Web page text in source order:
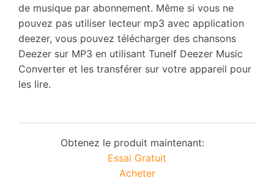
de musique par abonnement. Même si vous ne
pouvez pas utiliser lecteur mp3 avec application
deezer, vous pouvez télécharger des chansons
Deezer sur MP3 en utilisant Tunelf Deezer Music
Converter et les transférer sur votre appareil pour
les lire.
Obtenez le produit maintenant:
Essai Gratuit
Acheter